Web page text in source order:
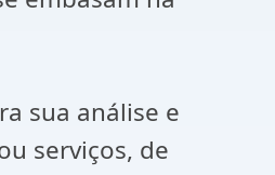
sua análise e
serviços, de